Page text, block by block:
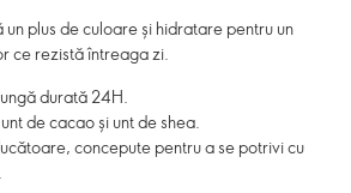
plus de culoare și hidratare pentru un
ce rezistă întreaga zi.
durată 24H.
de cacao și unt de shea.
concepute pentru a se potrivi cu